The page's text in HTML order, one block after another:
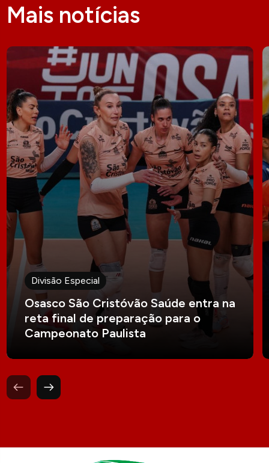
Mais notícias
Divisão Especial
Osasco São Cristóvão Saúde entra na
reta final de preparação para o
Campeonato Paulista